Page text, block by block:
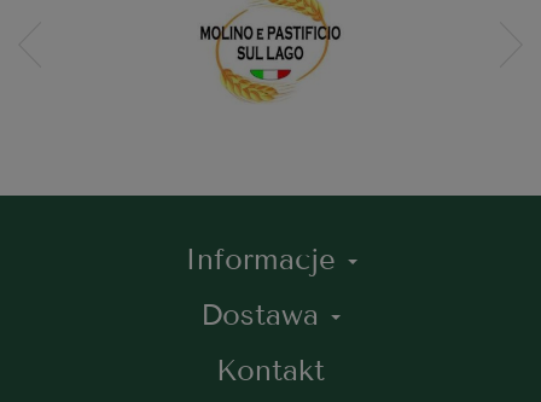
Informacje
Dostawa
Kontakt